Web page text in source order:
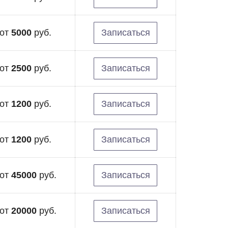
от 5000 руб. Записаться
от 2500 руб. Записаться
от 1200 руб. Записаться
от 1200 руб. Записаться
от 45000 руб. Записаться
от 20000 руб. Записаться